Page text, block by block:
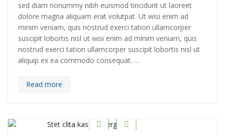
sed diam nonummy nibh euismod tincidunt ut laoreet
dolore magna aliquam erat volutpat. Ut wisi enim ad
minim veniam, quis nostrud exerci tation ullamcorper
suscipit lobortis nisl ut wisi enim ad minim veniam, quis
nostrud exerci tation ullamcorper suscipit lobortis nisl ut
aliquip ex ea commodo consequat. …
Read more